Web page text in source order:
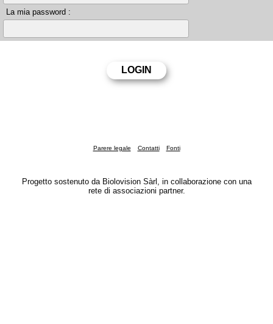
La mia password :
Parere legale Contatti Fonti
Progetto sostenuto da Biolovision Sàrl, in collaborazione con una
rete di associazioni partner.